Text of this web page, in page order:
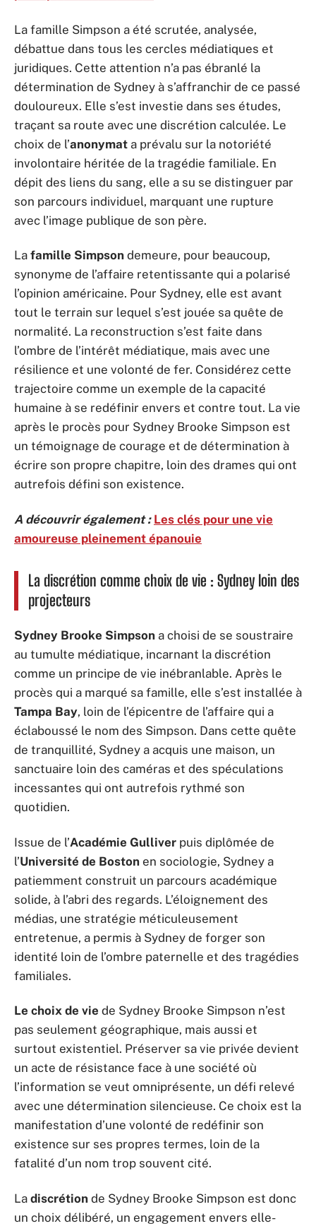
La famille Simpson a été scrutée, analysée,
débattue dans tous les cercles médiatiques et
juridiques. Cette attention n’a pas ébranlé la
détermination de Sydney à s’affranchir de ce passé
douloureux. Elle s’est investie dans ses études,
traçant sa route avec une discrétion calculée. Le
choix de l’anonymat a prévalu sur la notoriété
involontaire héritée de la tragédie familiale. En
dépit des liens du sang, elle a su se distinguer par
son parcours individuel, marquant une rupture
avec l’image publique de son père.
La famille Simpson demeure, pour beaucoup,
synonyme de l’affaire retentissante qui a polarisé
l’opinion américaine. Pour Sydney, elle est avant
tout le terrain sur lequel s’est jouée sa quête de
normalité. La reconstruction s’est faite dans
l’ombre de l’intérêt médiatique, mais avec une
résilience et une volonté de fer. Considérez cette
trajectoire comme un exemple de la capacité
humaine à se redéfinir envers et contre tout. La vie
après le procès pour Sydney Brooke Simpson est
un témoignage de courage et de détermination à
écrire son propre chapitre, loin des drames qui ont
autrefois défini son existence.
A découvrir également : Les clés pour une vie
amoureuse pleinement épanouie
La discrétion comme choix de vie : Sydney loin des
projecteurs
Sydney Brooke Simpson a choisi de se soustraire
au tumulte médiatique, incarnant la discrétion
comme un principe de vie inébranlable. Après le
procès qui a marqué sa famille, elle s’est installée à
Tampa Bay, loin de l’épicentre de l’affaire qui a
éclaboussé le nom des Simpson. Dans cette quête
de tranquillité, Sydney a acquis une maison, un
sanctuaire loin des caméras et des spéculations
incessantes qui ont autrefois rythmé son
quotidien.
Issue de l’Académie Gulliver puis diplômée de
l’Université de Boston en sociologie, Sydney a
patiemment construit un parcours académique
solide, à l’abri des regards. L’éloignement des
médias, une stratégie méticuleusement
entretenue, a permis à Sydney de forger son
identité loin de l’ombre paternelle et des tragédies
familiales.
Le choix de vie de Sydney Brooke Simpson n’est
pas seulement géographique, mais aussi et
surtout existentiel. Préserver sa vie privée devient
un acte de résistance face à une société où
l’information se veut omniprésente, un défi relevé
avec une détermination silencieuse. Ce choix est la
manifestation d’une volonté de redéfinir son
existence sur ses propres termes, loin de la
fatalité d’un nom trop souvent cité.
La discrétion de Sydney Brooke Simpson est donc
un choix délibéré, un engagement envers elle-